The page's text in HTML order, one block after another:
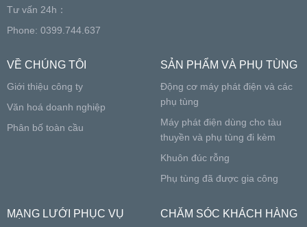
Tư vấn 24h：
Phone: 0399.744.637
VỀ CHÚNG TÔI
Giới thiệu công ty
Văn hoá doanh nghiệp
Phân bố toàn cầu
SẢN PHẨM VÀ PHỤ TÙNG
Động cơ máy phát điện và các
phụ tùng
Máy phát điện dùng cho tàu
thuyền và phụ tùng đi kèm
Khuôn đúc rỗng
Phụ tùng đã được gia công
MẠNG LƯỚI PHỤC VỤ CHĂM SÓC KHÁCH HÀNG